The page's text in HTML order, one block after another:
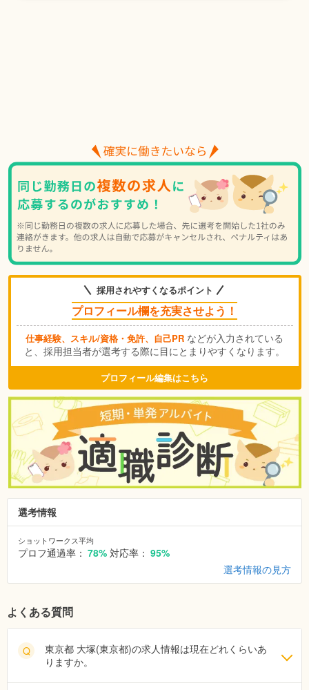
採用されやすくなるポイント
プロフィール欄を充実させよう！
仕事経験、スキル/資格・免許、自己PR などが入力されている
と、採用担当者が選考する際に目にとまりやすくなります。
プロフィール編集はこちら
選考情報
ショットワークス平均
プロフ通過率： 78% 対応率： 95%
選考情報の見方
よくある質問
Q
東京都 大塚(東京都)の求人情報は現在どれくらいあ
りますか。